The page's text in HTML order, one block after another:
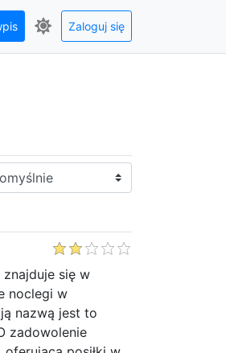
Zaloguj się
się w
noclegi w
nazwą jest to
zadowolenie